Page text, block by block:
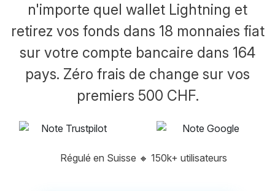
n'importe quel wallet Lightning et
retirez vos fonds dans 18 monnaies fiat
sur votre compte bancaire dans 164
pays. Zéro frais de change sur vos
premiers 500 CHF.
Régulé en Suisse 🔸 150k+ utilisateurs